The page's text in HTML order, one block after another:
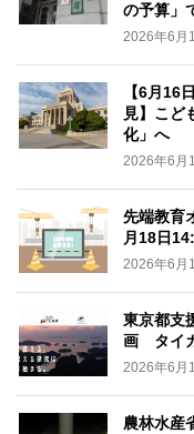
の予算」
2026年6月
【6月16
見】こど
化」へ
2026年6月
先端教育
月18日
2026年6月
東京都支
画 タイ
2026年6月
農林水産